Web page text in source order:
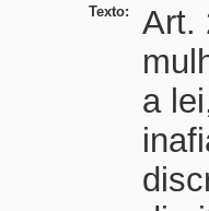
Texto:
Art.
a